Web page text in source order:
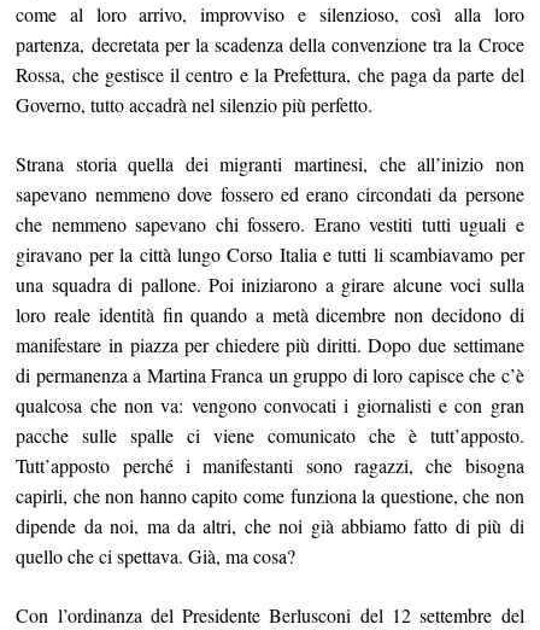
come al loro arrivo, improvviso e silenzioso, così alla loro
partenza, decretata per la scadenza della convenzione tra la Croce
Rossa, che gestisce il centro e la Prefettura, che paga da parte del
Governo, tutto accadrà nel silenzio più perfetto.
Strana storia quella dei migranti martinesi, che all’inizio non
sapevano nemmeno dove fossero ed erano circondati da persone
che nemmeno sapevano chi fossero. Erano vestiti tutti uguali e
giravano per la città lungo Corso Italia e tutti li scambiavamo per
una squadra di pallone. Poi iniziarono a girare alcune voci sulla
loro reale identità fin quando a metà dicembre non decidono di
manifestare in piazza per chiedere più diritti. Dopo due settimane
di permanenza a Martina Franca un gruppo di loro capisce che c’è
qualcosa che non va: vengono convocati i giornalisti e con gran
pacche sulle spalle ci viene comunicato che è tutt’apposto.
Tutt’apposto perché i manifestanti sono ragazzi, che bisogna
capirli, che non hanno capito come funziona la questione, che non
dipende da noi, ma da altri, che noi già abbiamo fatto di più di
quello che ci spettava. Già, ma cosa?
Con l’ordinanza del Presidente Berlusconi del 12 settembre del